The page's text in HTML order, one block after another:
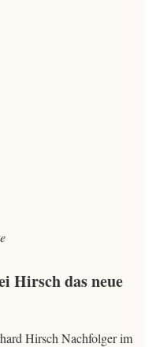
Hirsch das neue
Hirsch Nachfolger im